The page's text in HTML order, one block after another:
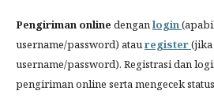
Pengiriman online denganlogin
username/password) atauregister
username/password). Registrasi dan
pengiriman online serta mengecek